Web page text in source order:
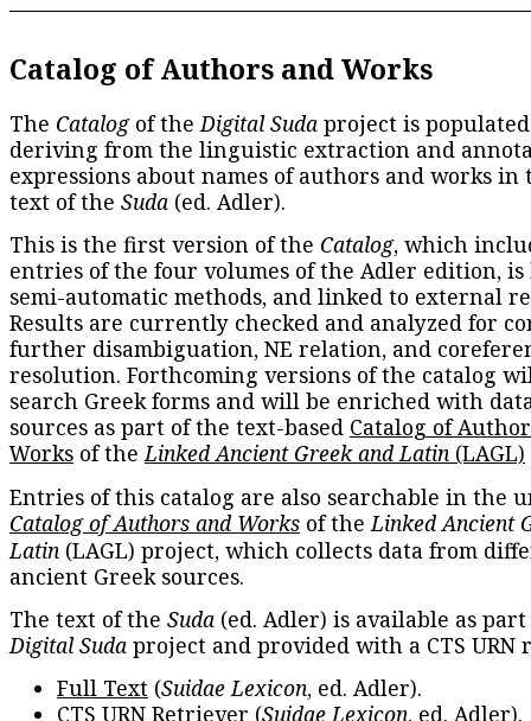
Catalog of Authors and Works
The Catalogof theDigital Suda project is
deriving from the linguistic extraction and
expressions about names of authors and works in
text of the Suda (ed. Adler).
This is the first version of the Catalog, which
entries of the four volumes of the Adler edition, is
semi-automatic methods, and linked to external
Results are currently checked and analyzed for
further disambiguation, NE relation, and
resolution. Forthcoming versions of the catalog
search Greek forms and will be enriched with
sources as part of the text-based Catalog of
Works of theLinked Ancient Greek and Latin (LAGL)
Entries of this catalog are also searchable in the
Catalog of Authors and Works of theLinked Ancient
Latin (LAGL) project, which collects data from
ancient Greek sources.
The text of the Suda (ed. Adler) is available as
Digital Suda project and provided with a CTS URN
Full Text (Suidae Lexicon, ed. Adler).
CTS URN Retriever (Suidae Lexicon, ed. Adler).